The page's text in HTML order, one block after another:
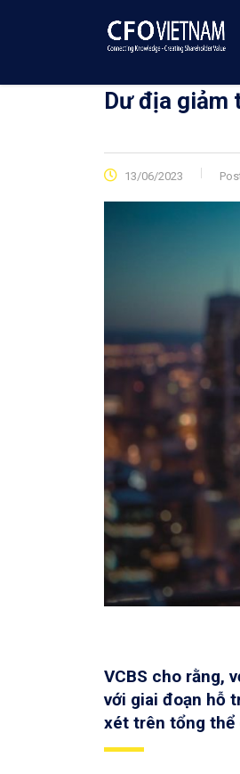
Dư địa giảm
13/06/2023
VCBS cho rằng,
với giai đoạn hỗ
xét trên tổng thể